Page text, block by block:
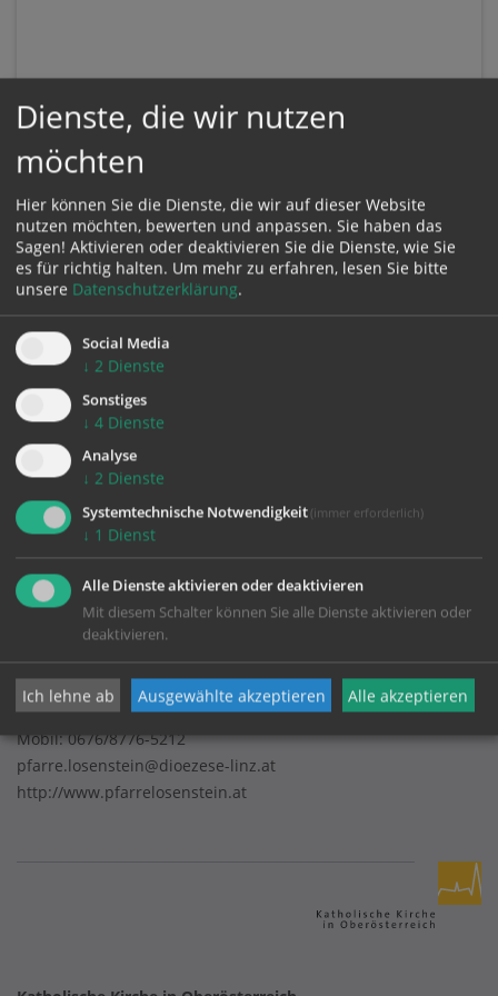
Datenschutz
Pfarrgemeinde Losenstein
Eisenstraße 52
4460 Losenstein
Mobil:0676/8776-5212
pfarre.losenstein@dioezese-linz.at
http://www.pfarrelosenstein.at
Dienste, die wir nutzen
möchten
Hier können Sie die Dienste, die wir auf dieser Website
nutzen möchten, bewerten und anpassen. Sie haben das
Sagen! Aktivieren oder deaktivieren Sie die Dienste, wie Sie
es für richtig halten. Um mehr zu erfahren, lesen Sie bitte
unsere Datenschutzerklärung.
Social Media
↓ 2 Dienste
Sonstiges
↓ 4 Dienste
Analyse
↓ 2 Dienste
Systemtechnische Notwendigkeit (immer erforderlich)
↓ 1 Dienst
Alle Dienste aktivieren oder deaktivieren
Mit diesem Schalter können Sie alle Dienste aktivieren oder
deaktivieren.
Ich lehne ab Ausgewählte akzeptieren Alle akzeptieren